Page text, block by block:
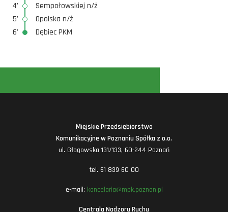
4'
Sempołowskiej n/ż
5'
Opolska n/ż
6'
Dębiec PKM
Miejskie Przedsiębiorstwo
Komunikacyjne w Poznaniu Spółka z o.o.
ul. Głogowska 131/133, 60-244 Poznań
tel. 61 839 60 00
e-mail: kancelaria@mpk.poznan.pl
Centrala Nadzoru Ruchu